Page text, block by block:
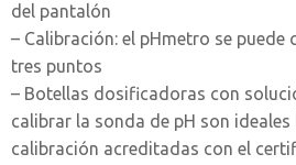
del pantalón
– Calibración: el pHmetro se puede
tres puntos
– Botellas dosificadoras con
calibrar la sonda de pH son
calibración acreditadas con el